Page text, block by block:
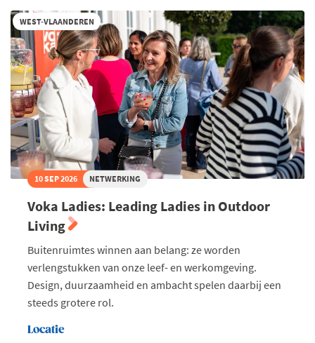
WEST-VLAANDEREN
10 SEP 2026 NETWERKING
Voka Ladies: Leading Ladies in Outdoor
Living
Buitenruimtes winnen aan belang: ze worden
verlengstukken van onze leef- en werkomgeving.
Design, duurzaamheid en ambacht spelen daarbij een
steeds grotere rol.
Locatie